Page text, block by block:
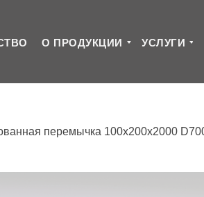
УСЛУГИ
О ПРОДУКЦИИ
перемычка 100х200х2000